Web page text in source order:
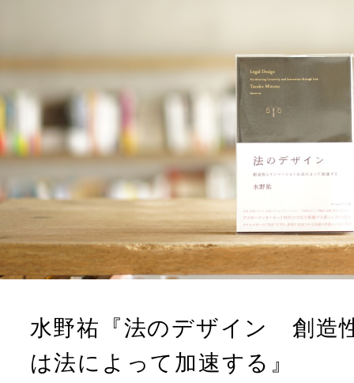
水野祐『法のデザイン 創造
は法によって加速する』